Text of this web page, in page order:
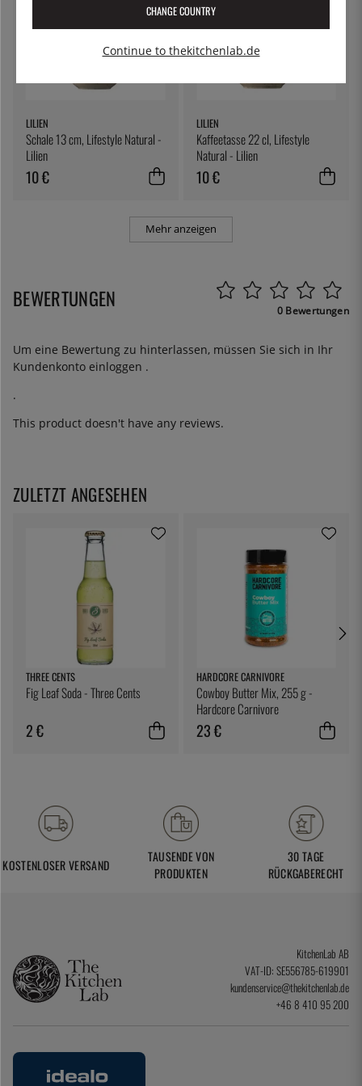
LILIEN
Schale 13 cm, Lifestyle Natural -
Lilien
10 €
LILIEN
Kaffeetasse 22 cl, Lifestyle
Natural - Lilien
10 €
Mehr anzeigen
BEWERTUNGEN 0 Bewertungen
Um eine Bewertung zu hinterlassen, müssen Sie sich in Ihr
Kundenkonto einloggen .
.
This product doesn't have any reviews.
ZULETZT ANGESEHEN
THREE CENTS
Fig Leaf Soda - Three Cents
2 €
HARDCORE CARNIVORE
Cowboy Butter Mix, 255 g -
Hardcore Carnivore
23 €
KOSTENLOSER VERSAND
TAUSENDE VON
PRODUKTEN
30 TAGE
RÜCKGABERECHT
KitchenLab AB
VAT-ID: SE556785-619901
kundenservice@thekitchenlab.de
+46 8 410 95 200
CHANGE COUNTRY
Continue to thekitchenlab.de